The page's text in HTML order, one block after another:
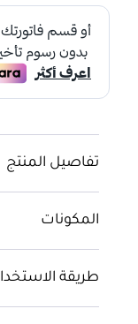
تفاصيل المنتج
المكونات
طريقة